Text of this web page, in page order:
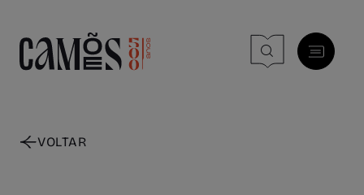
VOLTAR